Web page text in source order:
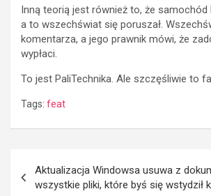
Inną teorią jest również to, że samochód
a to wszechświat się poruszał.
komentarza, a jego prawnik mówi, że
wypłaci.
To jest PaliTechnika. Ale szczęśliwie to
Tags: feat
navigation
Aktualizacja Windowsa usuwa z
wszystkie pliki, które byś się wstydził